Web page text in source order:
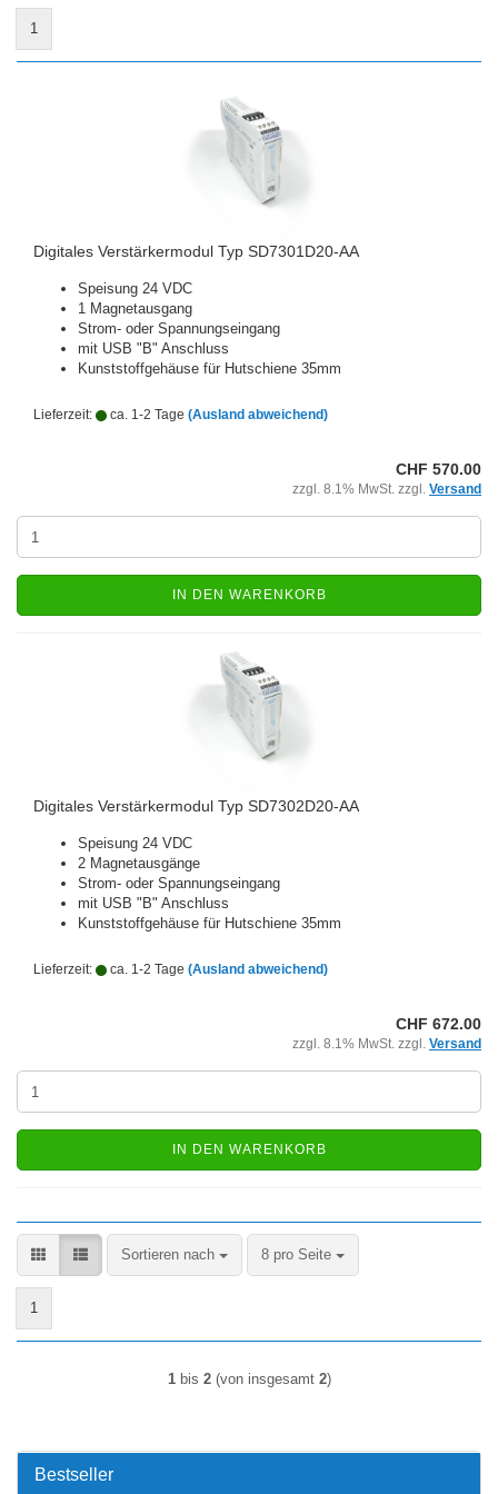
1
Digitales Verstärkermodul Typ SD7301D20-AA
Speisung 24 VDC
1 Magnetausgang
Strom- oder Spannungseingang
mit USB "B" Anschluss
Kunststoffgehäuse für Hutschiene 35mm
Lieferzeit: ca. 1-2 Tage (Ausland abweichend)
CHF 570.00
zzgl. 8.1% MwSt. zzgl. Versand
IN DEN WARENKORB
Digitales Verstärkermodul Typ SD7302D20-AA
Speisung 24 VDC
2 Magnetausgänge
Strom- oder Spannungseingang
mit USB "B" Anschluss
Kunststoffgehäuse für Hutschiene 35mm
Lieferzeit: ca. 1-2 Tage (Ausland abweichend)
CHF 672.00
zzgl. 8.1% MwSt. zzgl. Versand
IN DEN WARENKORB
Sortieren nach
Sortieren nach 8 pro Seite
pro Seite
1
1bis 2(von insgesamt 2)
Bestseller